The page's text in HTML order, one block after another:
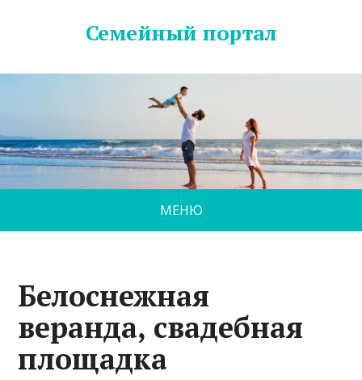
Семейный портал
МЕНЮ
Белоснежная
веранда, свадебная
площадка